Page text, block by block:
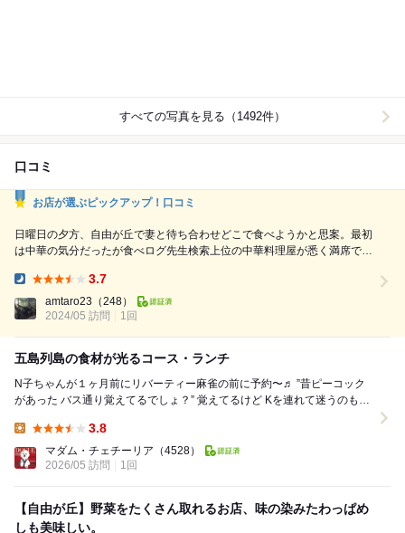
すべての写真を見る（1492件）
口コミ
お店が選ぶピックアップ！口コミ
日曜日の夕方、自由が丘で妻と待ち合わせどこで食べようかと思案。最初
は中華の気分だったが食べログ先生検索上位の中華料理屋が悉く満席で、
からよく見えるこの店に気付く。和だがリーズナブルな価格のコースが充
実しているようだ。月曜日を前に中華よりも軽めの方がいいなと思い直し
入店すると、すぐに4人掛けのテーブルに案内してくれた。見た目は混ん
3.7
amtaro23 （248）
2024/05 訪問
1回
五島列島の食材が光るコース・ランチ
N子ちゃんが１ヶ月前にリバーティー麻雀の前に予約〜♬ ”昔ピーコック
があった バス通り覚えてるでしょ？” 覚えてるけど Kを連れて迷うのも、
3.8
マダム・チェチーリア （4528）
2026/05 訪問
1回
【自由が丘】野菜をたくさん取れるお店、味の染みたわっぱめ
しも美味しい。